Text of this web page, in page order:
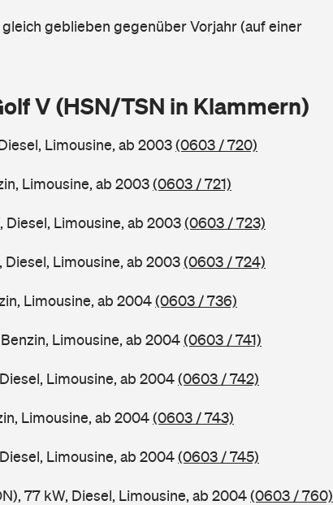
geblieben gegenüber Vorjahr (auf einer
V (HSN/TSN in Klammern)
Limousine, ab 2003(0603 / 720)
Limousine, ab 2003(0603 / 721)
Diesel, Limousine, ab 2003(0603 / 723)
Diesel, Limousine, ab 2003(0603 / 724)
Limousine, ab 2004(0603 / 736)
Benzin, Limousine, ab 2004(0603 / 741)
Limousine, ab 2004(0603 / 742)
Limousine, ab 2004(0603 / 743)
Limousine, ab 2004(0603 / 745)
77 kW, Diesel, Limousine, ab 2004(0603 / 760)